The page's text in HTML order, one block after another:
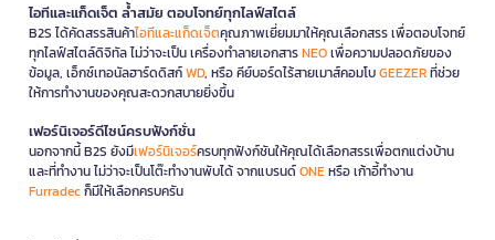
ไอทีและแก็ดเจ็ต ล้ำสมัย ตอบโจทย์ทุกไลฟ์สไตล์
B2S ได้คัดสรรสินค้าไอทีและแก็ดเจ็ตคุณภาพเยี่ยมมาให้คุณเลือกสรร เพื่อตอบโจทย์
ทุกไลฟ์สไตล์ดิจิทัล ไม่ว่าจะเป็น เครื่องทำลายเอกสารNEOเพื่อความปลอดภัยของ
ข้อมูล, เอ็กซ์เทอนัลฮาร์ดดิสก์WD, หรือ คีย์บอร์ดไร้สายเมาส์คอมโบGEEZERที่ช่วย
ให้การทำงานของคุณสะดวกสบายยิ่งขึ้น
เฟอร์นิเจอร์ดีไซน์ครบฟังก์ชั่น
นอกจากนี้ B2S ยังมีเฟอร์นิเจอร์ครบทุกฟังก์ชันให้คุณได้เลือกสรรเพื่อตกแต่งบ้าน
และที่ทำงาน ไม่ว่าจะเป็นโต๊ะทำงานพับได้ จากแบรนด์ONEหรือ เก้าอี้ทำงาน
Furradecก็มีให้เลือกครบครัน